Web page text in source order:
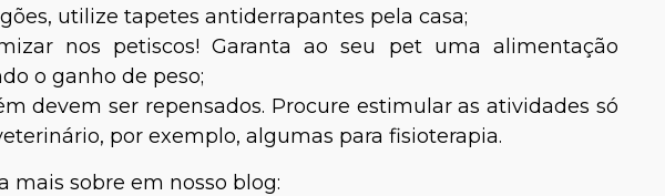
utilize tapetes antiderrapantes pela casa;
nos petiscos! Garanta ao seu pet uma alimentação
o ganho de peso;
devem ser repensados. Procure estimular as atividades só
por exemplo, algumas para fisioterapia.
mais sobre em nosso blog: